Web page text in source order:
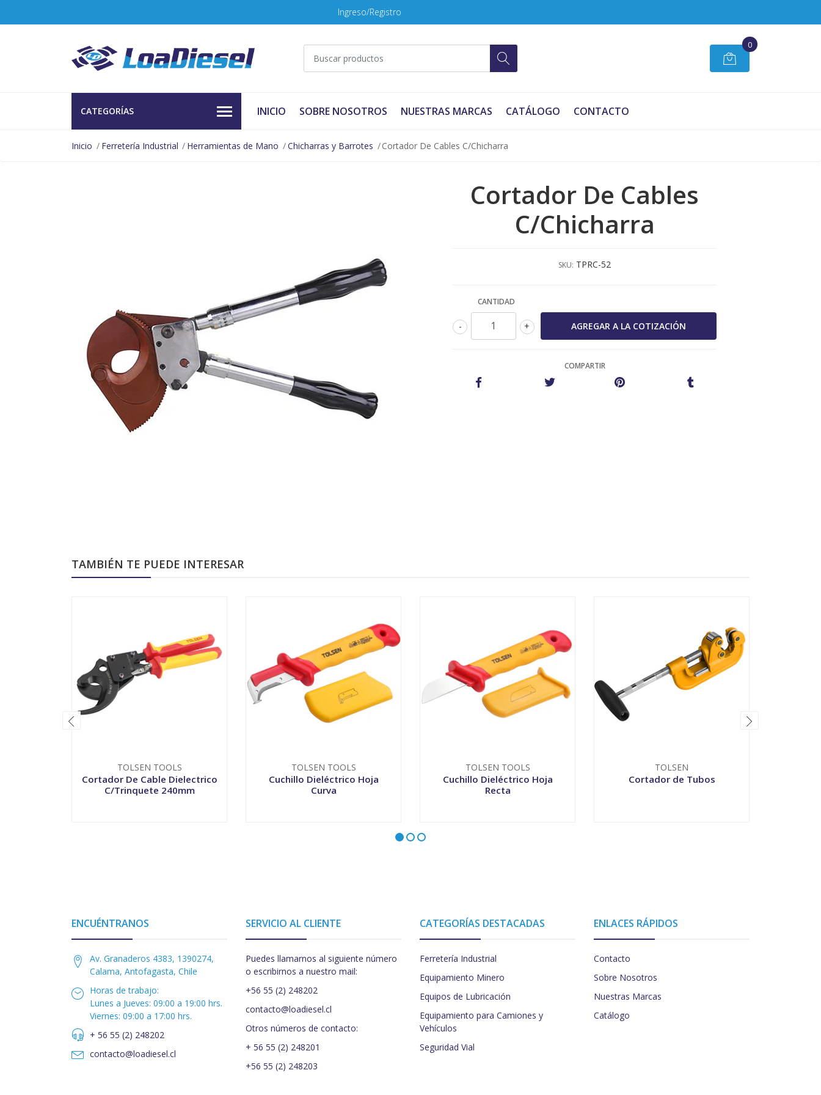
Ingreso/Registro
0
CATEGORÍAS INICIO SOBRE NOSOTROS NUESTRAS MARCAS CATÁLOGO CONTACTO
Inicio Ferretería Industrial Herramientas de Mano Chicharras y Barrotes Cortador De Cables C/Chicharra
Cortador De Cables
C/Chicharra
SKU: TPRC-52
CANTIDAD
+
-
COMPARTIR
TAMBIÉN TE PUEDE INTERESAR
TOLSEN TOOLS
Cortador De Cable Dielectrico
C/Trinquete 240mm
TOLSEN TOOLS
Cuchillo Dieléctrico Hoja
Curva
TOLSEN TOOLS
Cuchillo Dieléctrico Hoja
Recta
TOLSEN
Cortador de Tubos
ENCUÉNTRANOS
Av. Granaderos 4383, 1390274,
Calama, Antofagasta, Chile
Horas de trabajo:
Lunes a Jueves: 09:00 a 19:00 hrs.
Viernes: 09:00 a 17:00 hrs.
+ 56 55 (2) 248202
contacto@loadiesel.cl
SERVICIO AL CLIENTE
Puedes llamarnos al siguiente número
o escribirnos a nuestro mail:
+56 55 (2) 248202
contacto@loadiesel.cl
Otros números de contacto:
+ 56 55 (2) 248201
+56 55 (2) 248203
CATEGORÍAS DESTACADAS
Ferretería Industrial
Equipamiento Minero
Equipos de Lubricación
Equipamiento para Camiones y
Vehículos
Seguridad Vial
ENLACES RÁPIDOS
Contacto
Sobre Nosotros
Nuestras Marcas
Catálogo